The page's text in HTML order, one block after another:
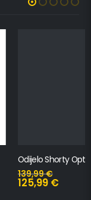
Odijelo Shorty Optima Man 3mm